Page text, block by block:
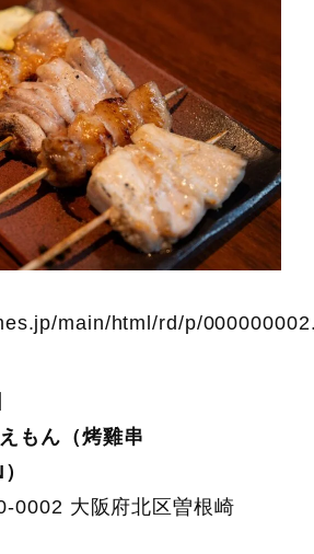
main/html/rd/p/
もん（烤雞串
0002 大阪府北区曽根崎